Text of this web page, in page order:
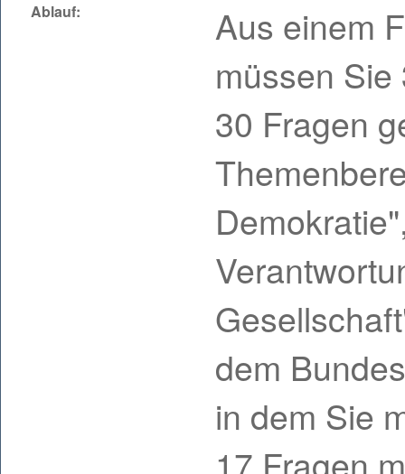
Ablauf:
Aus einem
müssen
30 Fragen
dem
in dem Sie
17 Fragen